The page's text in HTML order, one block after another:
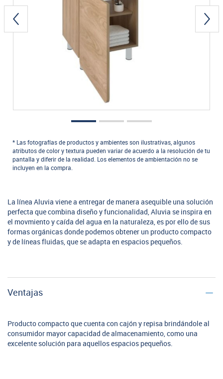
* Las fotografías de productos y ambientes son ilustrativas, algunos
atributos de color y textura pueden variar de acuerdo a la resolución de tu
pantalla y diferir de la realidad. Los elementos de ambientación no se
incluyen en la compra.
La línea Aluvia viene a entregar de manera asequible una solución
perfecta que combina diseño y funcionalidad, Aluvia se inspira en
el movmiento y caída del agua en la naturaleza, es por ello de sus
formas orgánicas donde podemos obtener un producto compacto
y de líneas fluidas, que se adapta en espacios pequeños.
Ventajas
Producto compacto que cuenta con cajón y repisa brindándole al
consumidor mayor capacidad de almacenamiento, como una
excelente solución para aquellos espacios pequeños.